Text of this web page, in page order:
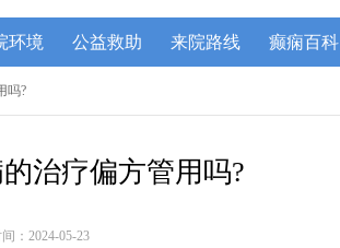
环境 公益救助 来院路线 癫痫百科
吗?
治疗偏方管用吗?
：2024-05-23